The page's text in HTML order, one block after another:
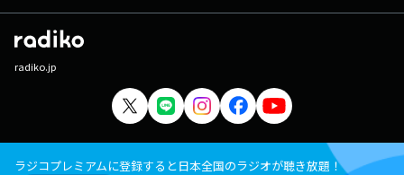
radiko.jp
ラジコプレミアムに登録すると日本全国のラジオが聴き放題！